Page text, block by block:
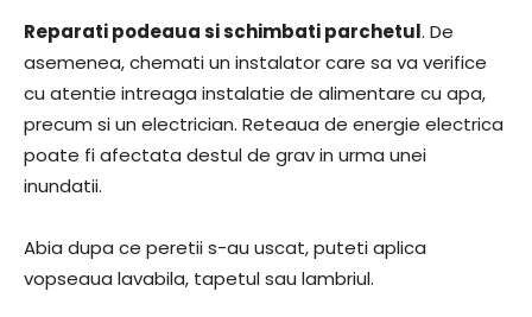
Reparati podeaua si schimbati parchetul. De
asemenea, chemati un instalator care sa va verifice
cu atentie intreaga instalatie de alimentare cu apa,
precum si un electrician. Reteaua de energie electrica
poate fi afectata destul de grav in urma unei
inundatii.
Abia dupa ce peretii s-au uscat, puteti aplica
vopseaua lavabila, tapetul sau lambriul.